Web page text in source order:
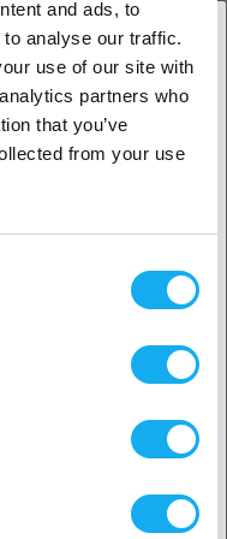
and ads, to
analyse our traffic.
use of our site with
partners who
that you’ve
from your use
narzędzi. To
Każdy hotend ma
używany filament.
sugeruje
tylko kilka sekund i nie
bez
dyszy. Każdy hotend
czy klientem